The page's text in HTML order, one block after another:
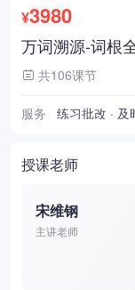
¥3980
万词溯源-词根
共106课节
服务 练习批改 · 及
授课老师
宋维钢
主讲老师